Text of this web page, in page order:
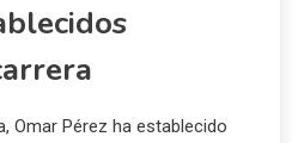
Omar Pérez ha establecido